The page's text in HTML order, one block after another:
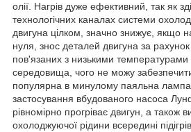
олії. Нагрів дуже ефективний, так як
технологічних каналах системи
двигуна цілком, значно знижує, якщо
нуля, знос деталей двигуна за
пов'язаних з низькими
середовища, чого не можу забезпечити
популярна в минулому паяльна
застосування вбудованого насоса
рівномірно прогріває двигун, а також
охолоджуючої рідини всередині